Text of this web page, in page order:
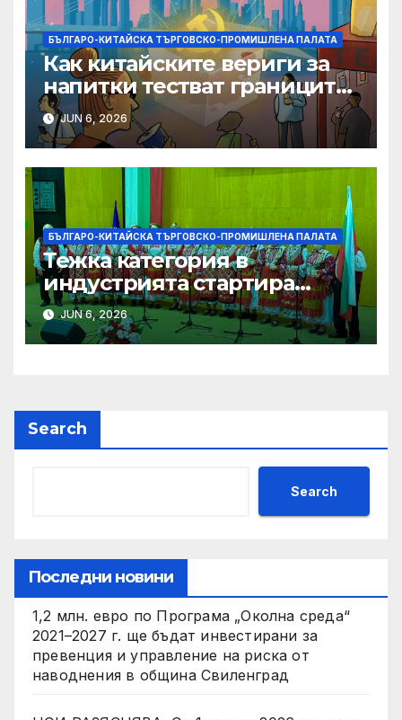
БЪЛГАРО-КИТАЙСКА ТЪРГОВСКО-ПРОМИШЛЕНА ПАЛАТА
Как китайските вериги за
напитки тестват границите
на меката сила
JUN 6, 2026
БЪЛГАРО-КИТАЙСКА ТЪРГОВСКО-ПРОМИШЛЕНА ПАЛАТА
Тежка категория в
индустрията стартира
алианс за космическа
слънчева енергия
JUN 6, 2026
Search
Search
Последни новини
1,2 млн. евро по Програма „Околна среда“
2021–2027 г. ще бъдат инвестирани за
превенция и управление на риска от
наводнения в община Свиленград